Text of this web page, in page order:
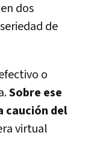
dos
de
o
Sobre ese
caución del
virtual